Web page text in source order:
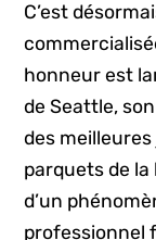
C’est
honneur est
de Seattle,
des
parquets de la
d’un
professionnel